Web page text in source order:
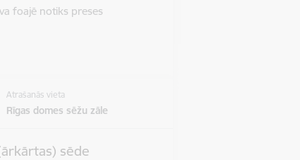
foajē notiks preses
Atrašanās vieta
Rīgas domes sēžu zāle
sēde